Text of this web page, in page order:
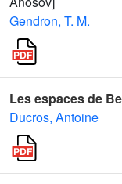
Gendron, T. M.
Les espaces de
Ducros, Antoine